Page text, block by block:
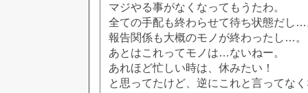
マジやる事がなくなってもうたわ。
全ての手配も終わらせて待ち状態だし
報告関係も大概のモノが終わったし…。
あとはこれってモノは…ないねー。
あれほど忙しい時は、休みたい！
と思ってたけど、逆にこれと言ってな